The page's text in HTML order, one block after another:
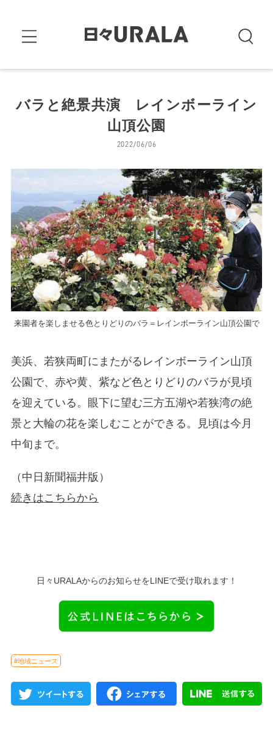
バラと絶景共演 レインボーライン
山頂公園
2022/06/06
来園者を楽しませる色とりどりのバラ＝レインボーライン山頂公園で
美浜、若狭両町にまたがるレインボーライン山頂
公園で、赤や黄、紫など色とりどりのバラが見頃
を迎えている。眼下に望む三方五湖や若狭湾の絶
景と大輪の花を楽しむことができる。見頃は今月
中旬まで。
（中日新聞福井版）
続きはこちらから
日々URALAからのお知らせをLINEで受け取れます！
#地域ニュース